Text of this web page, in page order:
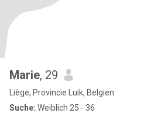
Marie, 29
Liège, Provincie Luik, Belgien
Suche: Weiblich 25 - 36